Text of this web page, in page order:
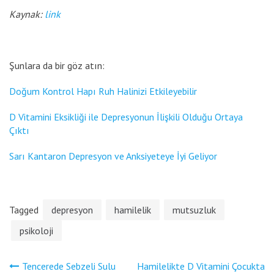
Kaynak: link
Şunlara da bir göz atın:
Doğum Kontrol Hapı Ruh Halinizi Etkileyebilir
D Vitamini Eksikliği ile Depresyonun İlişkili Olduğu Ortaya
Çıktı
Sarı Kantaron Depresyon ve Anksiyeteye İyi Geliyor
Tagged depresyon hamilelik
mutsuzluk
psikoloji
YazıTencerede Sebzeli Sulu
Hamilelikte D Vitamini Çocukta